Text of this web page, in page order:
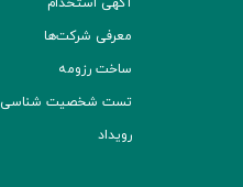
آگهی استخدام
معرفی شرکت‌ها
ساخت رزومه
تست شخصیت شناسی
رویداد